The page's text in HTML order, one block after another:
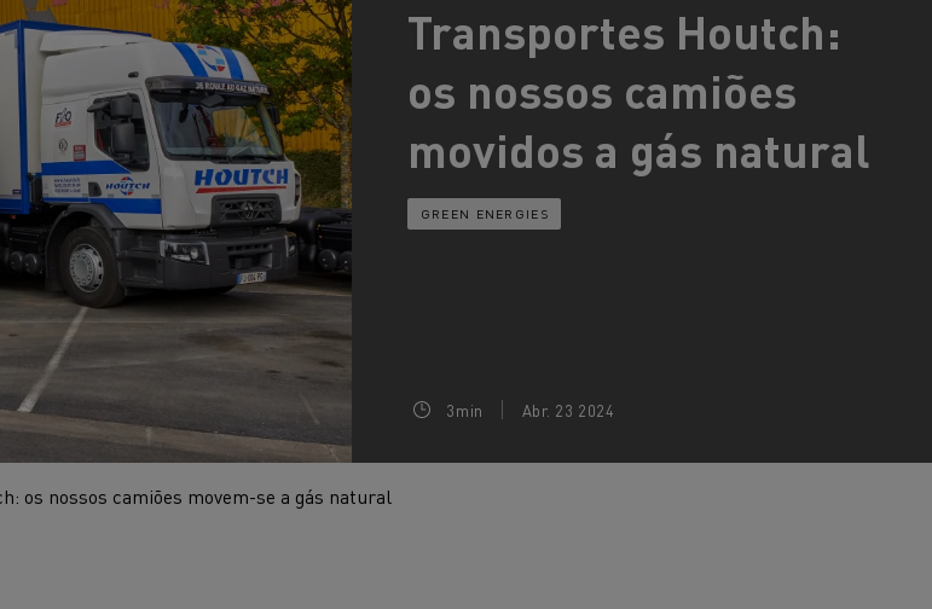
T K C
D Wide
Renault Trucks Master Red EDITION
OFFROAD
no
Veículos de recolha de
resíduos para recolher
eficazmente os resíduos
a
ao
Fontes de combustível a
utilizar para descarbonização
Que energia alternativa para
Transportes Houtch:
os nossos camiões
movidos a gás natural
GREEN ENERGIES
3min Abr. 23 2024
os nossos camiões movem-se a gás natural